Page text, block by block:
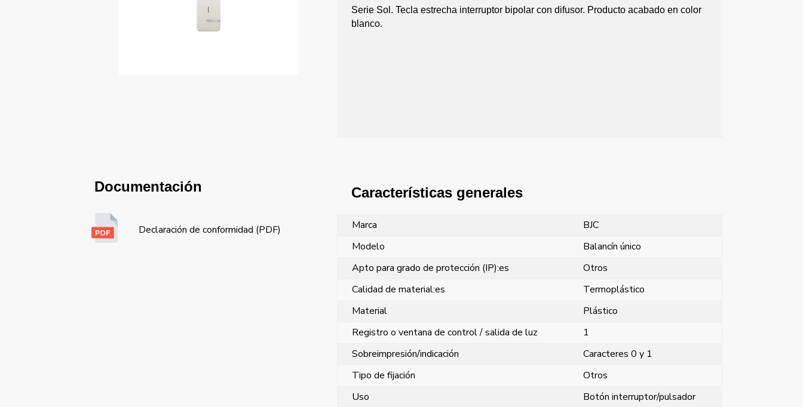
Serie Sol. Tecla estrecha interruptor bipolar con difusor. Producto acabado en color
blanco.
Documentación
Declaración de conformidad (PDF)
Características generales
Marca
BJC
Modelo
Balancín único
Apto para grado de protección (IP):es
Otros
Calidad de material:es
Termoplástico
Material
Plástico
Registro o ventana de control / salida de luz
1
Sobreimpresión/indicación
Caracteres 0 y 1
Tipo de fijación
Otros
Uso
Botón interruptor/pulsador